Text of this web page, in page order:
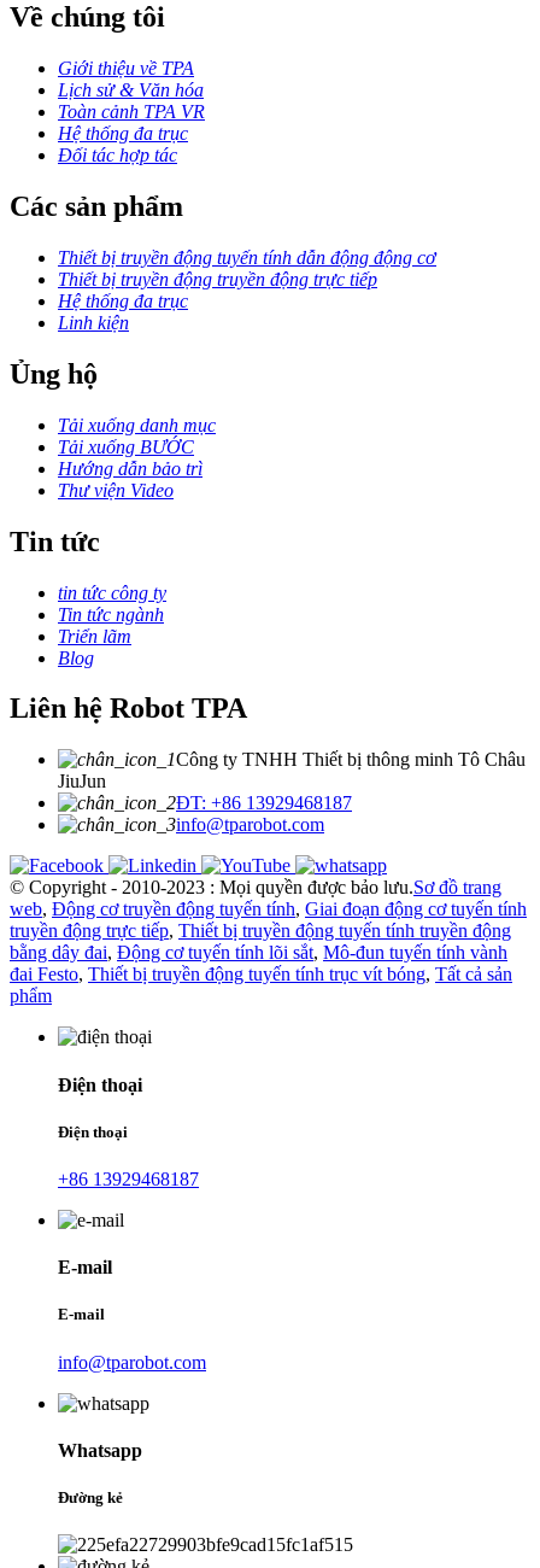
Về chúng tôi
Giới thiệu về TPA
Lịch sử & Văn hóa
Toàn cảnh TPA VR
Hệ thống đa trục
Đối tác hợp tác
Các sản phẩm
Thiết bị truyền động tuyến tính dẫn động động cơ
Thiết bị truyền động truyền động trực tiếp
Hệ thống đa trục
Linh kiện
Ủng hộ
Tải xuống danh mục
Tải xuống BƯỚC
Hướng dẫn bảo trì
Thư viện Video
Tin tức
tin tức công ty
Tin tức ngành
Triển lãm
Blog
Liên hệ Robot TPA
Công ty TNHH Thiết bị thông minh Tô Châu
JiuJun
ĐT: +86 13929468187
info@tparobot.com
© Copyright - 2010-2023 : Mọi quyền được bảo lưu.Sơ đồ trang
web, Động cơ truyền động tuyến tính, Giai đoạn động cơ tuyến tính
truyền động trực tiếp, Thiết bị truyền động tuyến tính truyền động
bằng dây đai, Động cơ tuyến tính lõi sắt, Mô-đun tuyến tính vành
đai Festo, Thiết bị truyền động tuyến tính trục vít bóng, Tất cả sản
phẩm
Điện thoại
Điện thoại
+86 13929468187
E-mail
E-mail
info@tparobot.com
Whatsapp
Đường kẻ